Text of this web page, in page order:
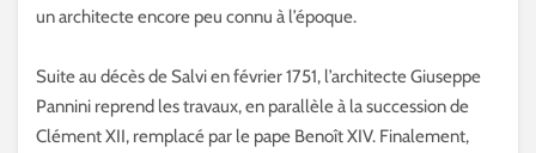
un architecte encore peu connu à l’époque.
Suite au décès de Salvi en février 1751, l’architecte Giuseppe
Pannini reprend les travaux, en parallèle à la succession de
Clément XII, remplacé par le pape Benoît XIV. Finalement,